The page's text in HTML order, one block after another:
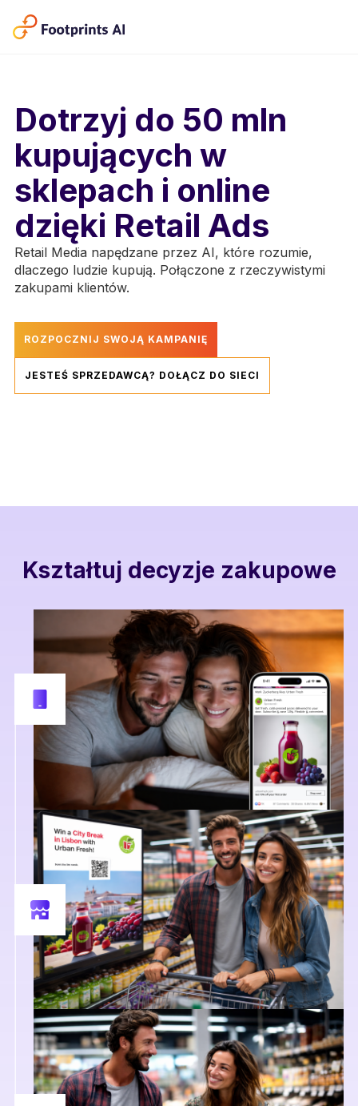
Dotrzyj do 50 mln
kupujących w
sklepach i online
dzięki Retail Ads
Retail Media napędzane przez AI, które rozumie,
dlaczego ludzie kupują. Połączone z rzeczywistymi
zakupami klientów.
ROZPOCZNIJ SWOJĄ KAMPANIĘ
JESTEŚ SPRZEDAWCĄ? DOŁĄCZ DO SIECI
Kształtuj decyzje zakupowe